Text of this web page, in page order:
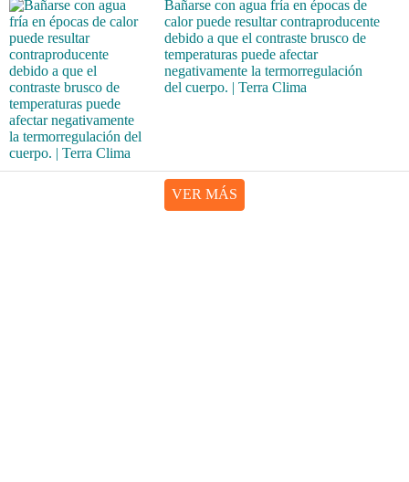
Bañarse con agua fría en épocas de
calor puede resultar contraproducente
debido a que el contraste brusco de
temperaturas puede afectar
negativamente la termorregulación
del cuerpo. | Terra Clima
VER MÁS